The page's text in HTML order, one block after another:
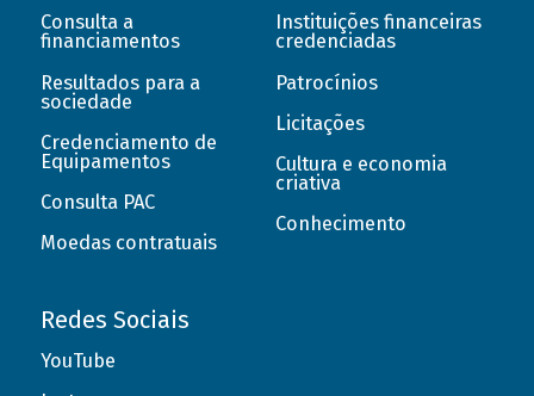
Consulta a
financiamentos
Resultados para a
sociedade
Credenciamento de
Equipamentos
Consulta PAC
Moedas contratuais
Instituições financeiras
credenciadas
Patrocínios
Licitações
Cultura e economia
criativa
Conhecimento
Redes Sociais
YouTube